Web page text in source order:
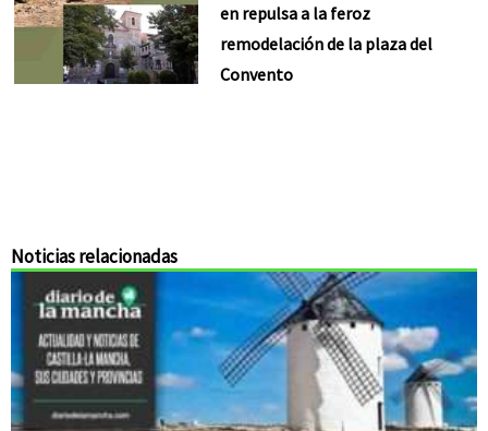
en repulsa a la feroz
remodelación de la plaza del
Convento
Noticias relacionadas